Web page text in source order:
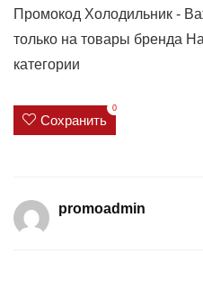
Промокод Холодильник -
только на товары бренда
категории
Сохранить
0
promoadmin